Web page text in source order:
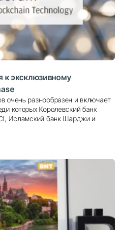
к эксклюзивному
очень разнообразен и включает
которых Королевский банк
Исламский банк Шарджи и